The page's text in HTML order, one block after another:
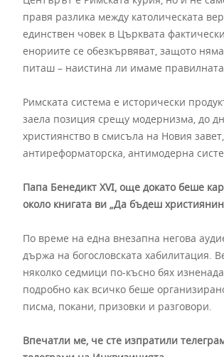
правя разлика между католическата
единствен човек в Църквата
енориите се обезкървяват, защото
питаш – наистина ли имаме
Римската система е исторически
заела позиция срещу модернизма, до
християнство в смисъла на Новия
антиреформаторска, антимодерна
Папа Бенедикт XVI, още докато беше
около книгата ви „Да бъдеш
По време на една внезапна негова
държа на богословската хабилитация.
няколко седмици по-късно бях
подробно как всичко беше
писма, покани, призовки и разговори.
Впечатли ме, че сте изпратили